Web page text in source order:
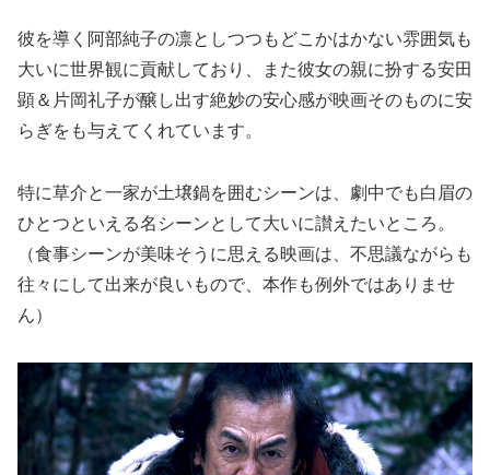
彼を導く阿部純子の凛としつつもどこかはかない雰囲気も
大いに世界観に貢献しており、また彼女の親に扮する安田
顕＆片岡礼子が醸し出す絶妙の安心感が映画そのものに安
らぎをも与えてくれています。
特に草介と一家が土壌鍋を囲むシーンは、劇中でも白眉の
ひとつといえる名シーンとして大いに讃えたいところ。
（食事シーンが美味そうに思える映画は、不思議ながらも
往々にして出来が良いもので、本作も例外ではありませ
ん）